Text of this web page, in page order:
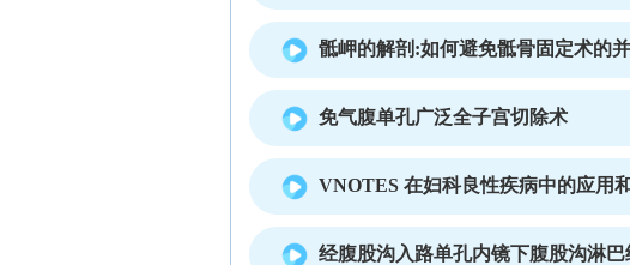
骶岬的解剖:如何避免骶骨固定术的
免气腹单孔广泛全子宫切除术
VNOTES 在妇科良性疾病中的应用
经腹股沟入路单孔内镜下腹股沟淋